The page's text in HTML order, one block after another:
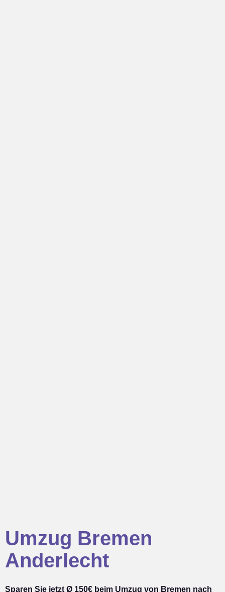
Umzug Bremen
Anderlecht
Sparen Sie jetzt Ø 150€ beim Umzug von Bremen nach